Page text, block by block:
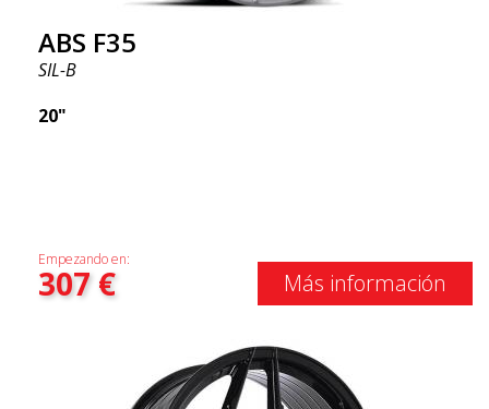
ABS F35
SIL-B
20"
Empezando en:
307€ Más información